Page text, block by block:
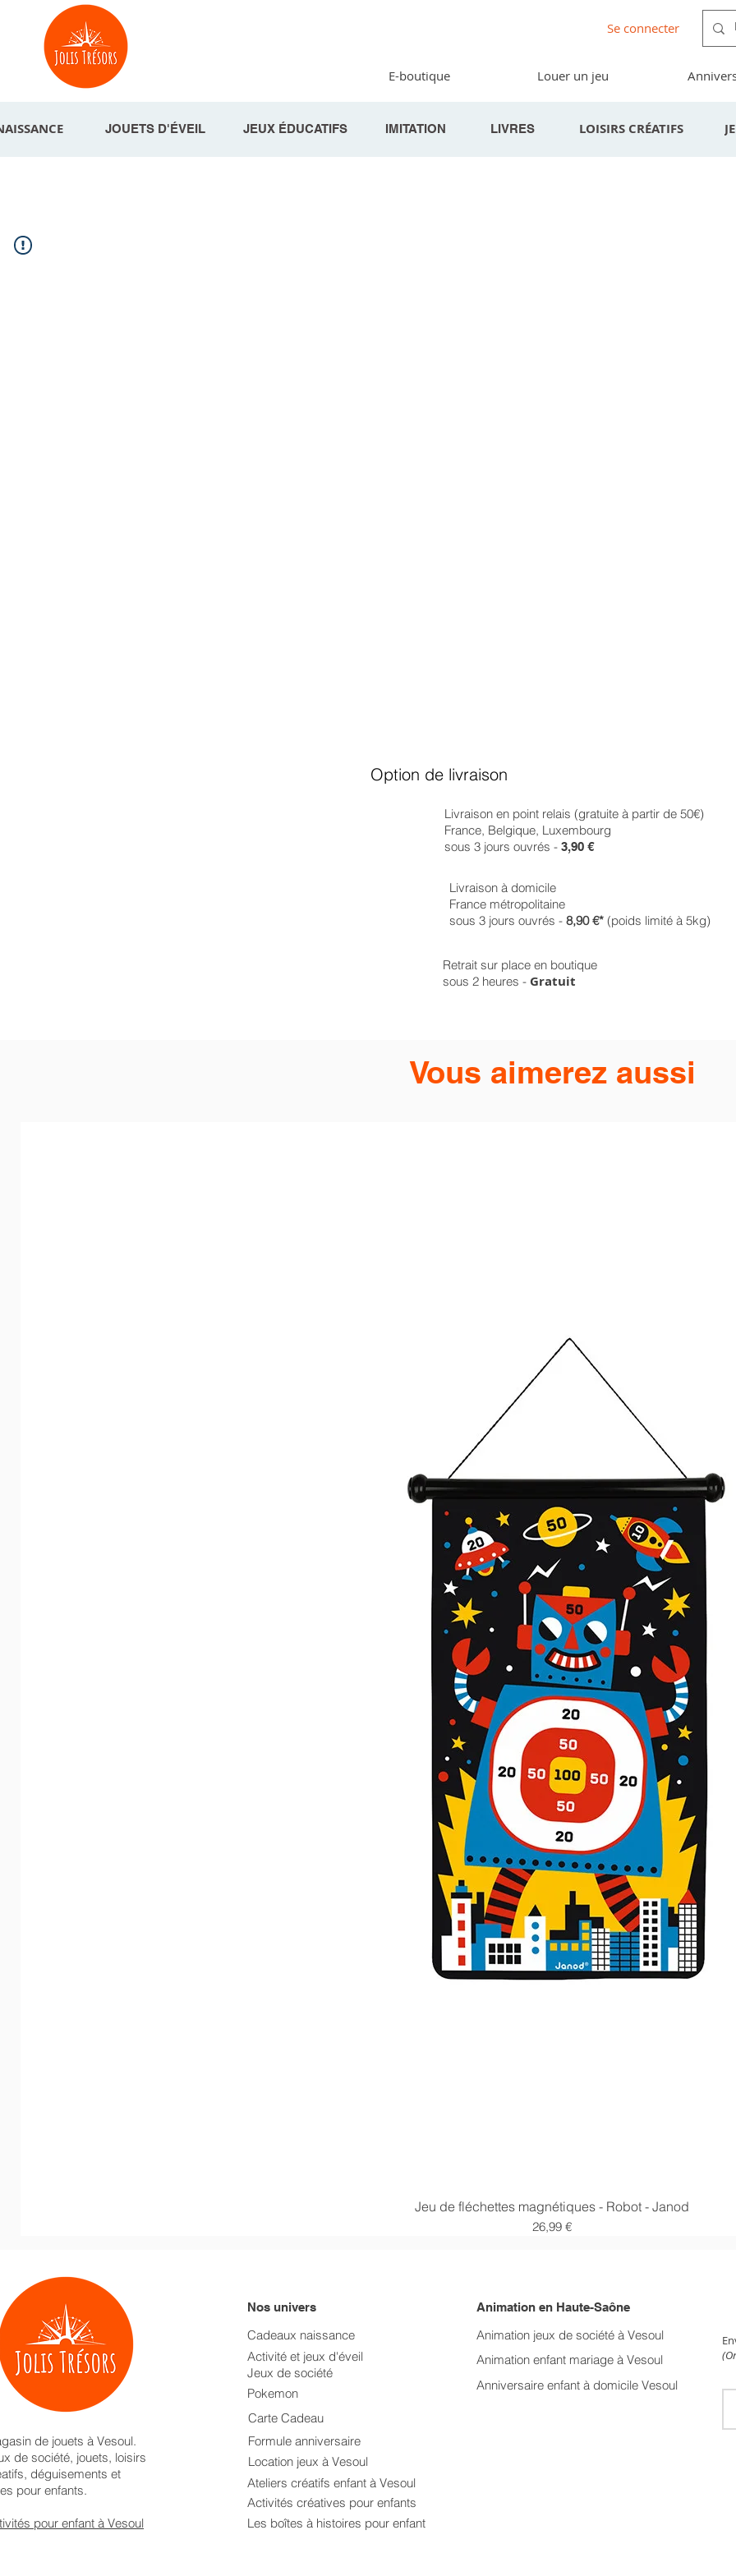
Se connecter
E-boutique Louer un jeu
JOUETS D'ÉVEIL JEUX ÉDUCATIFS IMITATION LIVRES LOISIRS CRÉATIFS
Option de livraison
Livraison en point relais (gratuite à partir de 50€)
France, Belgique, Luxembourg
sous 3 jours ouvrés - 3,90 €
Livraison à domicile
France métropolitaine
sous 3 jours ouvrés - 8,90 €* (poids limité à 5kg)
Retrait sur place en boutique
sous 2 heures - Gratuit
Vous aimerez aussi
Aperçu rapide
Jeu de fléchettes magnétiques - Robot - Janod
Prix
26,99 €
de jouets à Vesoul.
de société, jouets, loisirs
déguisements et
pour enfants.
pour enfant à Vesoul
Nos univers
Cadeaux naissance
Activité et jeux d'éveil
Jeux de société
Pokemon
Carte Cadeau
Formule anniversaire
Location jeux à Vesoul
Animation en Haute-Saône
Animation jeux de société à Vesoul
Animation enfant mariage à Vesoul
Anniversaire enfant à domicile Vesoul
Ateliers créatifs enfant à Vesoul
Activités créatives pour enfants
Les boîtes à histoires pour enfant